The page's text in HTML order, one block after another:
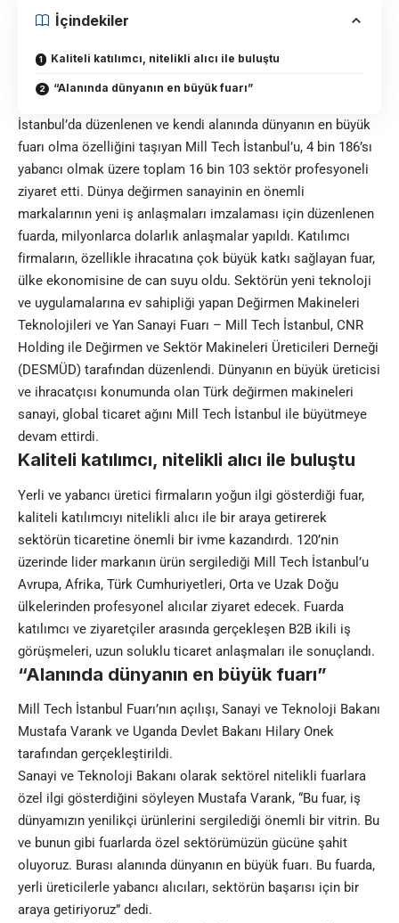
İçindekiler
Kaliteli katılımcı, nitelikli alıcı ile buluştu
“Alanında dünyanın en büyük fuarı”
İstanbul’da düzenlenen ve kendi alanında dünyanın en büyük
fuarı olma özelliğini taşıyan Mill Tech İstanbul’u, 4 bin 186’sı
yabancı olmak üzere toplam 16 bin 103 sektör profesyoneli
ziyaret etti. Dünya değirmen sanayinin en önemli
markalarının yeni iş anlaşmaları imzalaması için düzenlenen
fuarda, milyonlarca dolarlık anlaşmalar yapıldı. Katılımcı
firmaların, özellikle ihracatına çok büyük katkı sağlayan fuar,
ülke ekonomisine de can suyu oldu. Sektörün yeni teknoloji
ve uygulamalarına ev sahipliği yapan Değirmen Makineleri
Teknolojileri ve Yan Sanayi Fuarı – Mill Tech İstanbul, CNR
Holding ile Değirmen ve Sektör Makineleri Üreticileri Derneği
(DESMÜD) tarafından düzenlendi. Dünyanın en büyük üreticisi
ve ihracatçısı konumunda olan Türk değirmen makineleri
sanayi, global ticaret ağını Mill Tech İstanbul ile büyütmeye
devam ettirdi.
Kaliteli katılımcı, nitelikli alıcı ile buluştu
Yerli ve yabancı üretici firmaların yoğun ilgi gösterdiği fuar,
kaliteli katılımcıyı nitelikli alıcı ile bir araya getirerek
sektörün ticaretine önemli bir ivme kazandırdı. 120’nin
üzerinde lider markanın ürün sergilediği Mill Tech İstanbul’u
Avrupa, Afrika, Türk Cumhuriyetleri, Orta ve Uzak Doğu
ülkelerinden profesyonel alıcılar ziyaret edecek. Fuarda
katılımcı ve ziyaretçiler arasında gerçekleşen B2B ikili iş
görüşmeleri, uzun soluklu ticaret anlaşmaları ile sonuçlandı.
“Alanında dünyanın en büyük fuarı”
Mill Tech İstanbul Fuarı’nın açılışı, Sanayi ve Teknoloji Bakanı
Mustafa Varank ve Uganda Devlet Bakanı Hilary Onek
tarafından gerçekleştirildi.
Sanayi ve Teknoloji Bakanı olarak sektörel nitelikli fuarlara
özel ilgi gösterdiğini söyleyen Mustafa Varank, “Bu fuar, iş
dünyamızın yenilikçi ürünlerini sergilediği önemli bir vitrin. Bu
ve bunun gibi fuarlarda özel sektörümüzün gücüne şahit
oluyoruz. Burası alanında dünyanın en büyük fuarı. Bu fuarda,
yerli üreticilerle yabancı alıcıları, sektörün başarısı için bir
araya getiriyoruz” dedi.